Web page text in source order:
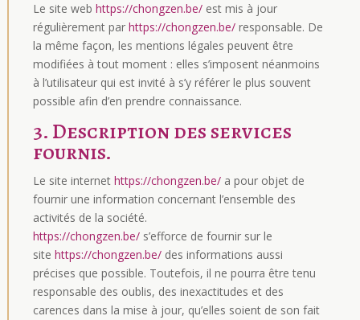
Le site web https://chongzen.be/est mis à jour
régulièrement par https://chongzen.be/responsable. De
la même façon, les mentions légales peuvent être
modifiées à tout moment : elles s’imposent néanmoins
à l’utilisateur qui est invité à s’y référer le plus souvent
possible afin d’en prendre connaissance.
3. Description des services
fournis.
Le site internet https://chongzen.be/a pour objet de
fournir une information concernant l’ensemble des
activités de la société.
https://chongzen.be/s’efforce de fournir sur le
site https://chongzen.be/des informations aussi
précises que possible. Toutefois, il ne pourra être tenu
responsable des oublis, des inexactitudes et des
carences dans la mise à jour, qu’elles soient de son fait